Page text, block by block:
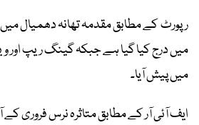
رپورٹ کے مطابق مقدمہ تھانہ دھمیال
میں درج کیا گیا ہے جبکہ گینگ ریپ اور
میں پیش آیا۔
ایف آئی آر کے مطابق متاثرہ نرس فروری کے